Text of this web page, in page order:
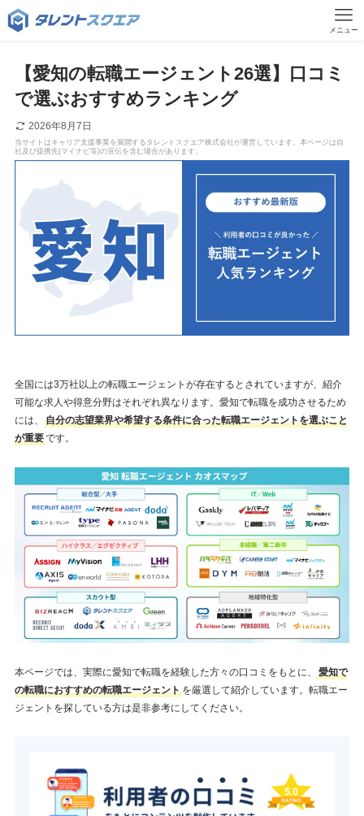
メニュー
【愛知の転職エージェント26選】口コミ
で選ぶおすすめランキング
2026年8月7日
全国には3万社以上の転職エージェントが存在するとされていますが、紹介
可能な求人や得意分野はそれぞれ異なります。愛知で転職を成功させるため
には、
自分の志望業界や希望する条件に合った転職エージェントを選ぶこと
が重要です。
本ページでは、実際に愛知で転職を経験した方々の口コミをもとに、
愛知で
の転職におすすめの転職エージェント を厳選して紹介しています。転職エー
ジェントを探している方は是非参考にしてください。